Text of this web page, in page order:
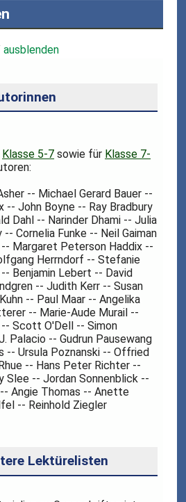
ausblenden
Klasse 5-7 sowie für Klasse 7-
-- Michael Gerard Bauer --
-- John Boyne -- Ray Bradbury
Dahl -- Narinder Dhami -- Julia
-- Cornelia Funke -- Neil Gaiman
-- Margaret Peterson Haddix --
Herrndorf -- Stefanie
Benjamin Lebert -- David
-- Judith Kerr -- Susan
-- Paul Maar -- Angelika
-- Marie-Aude Murail --
Scott O'Dell -- Simon
Palacio -- Gudrun Pausewang
-- Ursula Poznanski -- Offried
-- Hans Peter Richter --
Slee -- Jordan Sonnenblick --
Angie Thomas -- Anette
-- Reinhold Ziegler
Lektürelisten